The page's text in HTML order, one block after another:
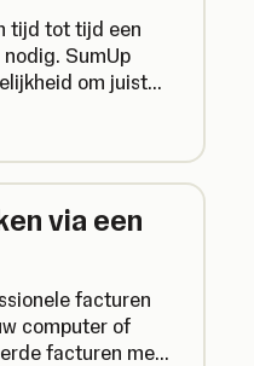
tijd tot tijd een
SumUp
om juist
voegen voor
werkt het:
via een
facturen
computer of
facturen met